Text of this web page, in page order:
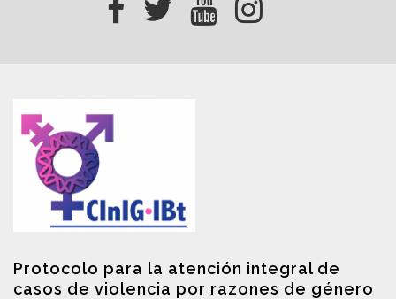
Protocolo para la atención integral de
casos de violencia por razones de género